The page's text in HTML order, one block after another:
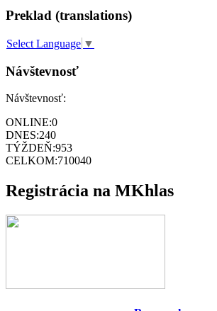
Preklad (translations)
Select Language ▼
Návštevnosť
Návštevnosť:
ONLINE:0
DNES:240
TÝŽDEŇ:953
CELKOM:710040
Registrácia na MKhlas